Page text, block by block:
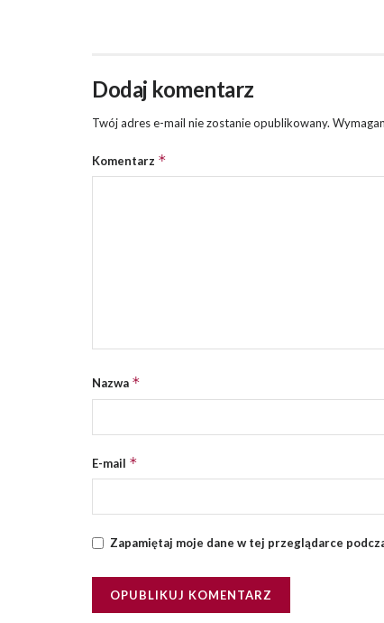
Dodaj komentarz
Twój adres e-mail nie zostanie opublikowany.
Komentarz *
Nazwa *
E-mail *
Zapamiętaj moje dane w tej przeglądarce